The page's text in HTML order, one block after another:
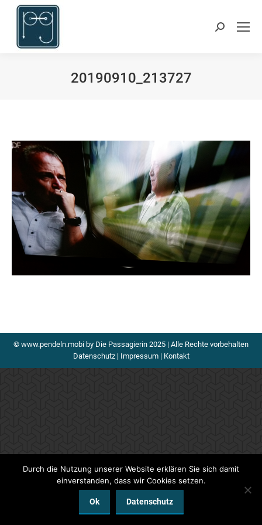
20190910_213727
© www.pendeln.mobi by Die Passagierin 2025 | Alle Rechte vorbehalten
Datenschutz| Impressum| Kontakt
Durch die Nutzung unserer Website erklären Sie sich damit
einverstanden, dass wir Cookies setzen.
Ok Datenschutz